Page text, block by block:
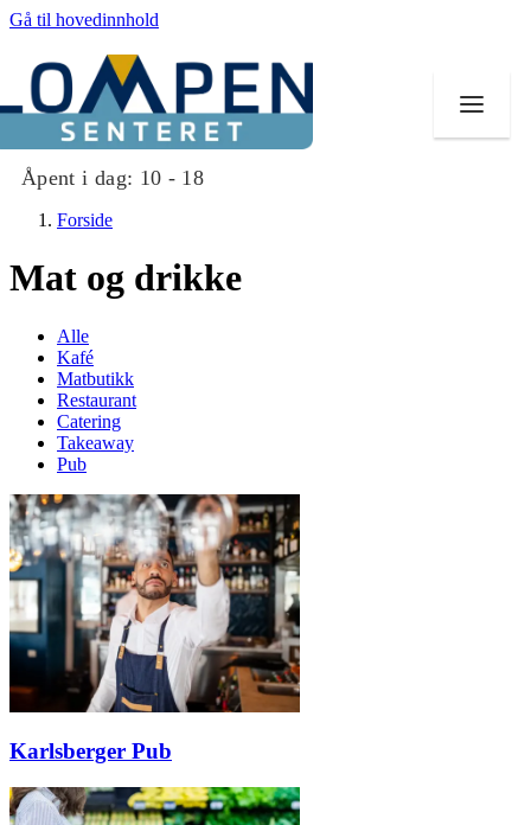
Gå til hovedinnhold
Åpent i dag: 10 - 18
Butikker
Mat og drikke
Aktiviteter
Tilbud
Merker
Inspirasjon
Søk
Åpningstider
Praktisk informasjon
Forside
Mat og drikke
Alle
Kafé
Matbutikk
Restaurant
Catering
Takeaway
Pub
Karlsberger Pub